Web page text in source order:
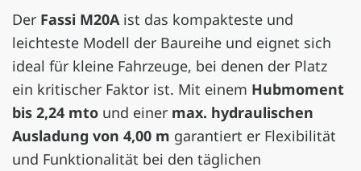
Der Fassi M20Aist das kompakteste und
leichteste Modell der Baureihe und eignet sich
ideal für kleine Fahrzeuge, bei denen der Platz
ein kritischer Faktor ist. Mit einem Hubmoment
bis 2,24 mto und einer max. hydraulischen
Ausladung von 4,00 m garantiert er Flexibilität
und Funktionalität bei den täglichen